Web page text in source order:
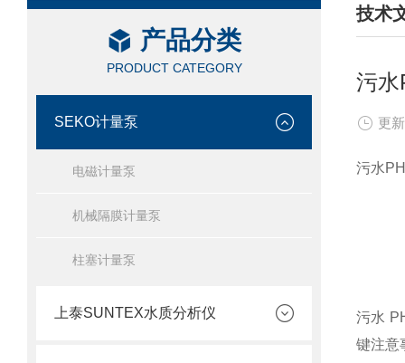
产品分类
PRODUCT CATEGORY
SEKO计量泵
电磁计量泵
机械隔膜计量泵
柱塞计量泵
上泰SUNTEX水质分析仪
技术
/
污水
更
污水
污水
键注意